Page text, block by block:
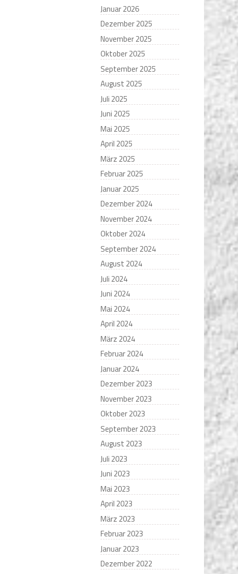
Januar 2026
Dezember 2025
November 2025
Oktober 2025
September 2025
August 2025
Juli 2025
Juni 2025
Mai 2025
April 2025
März 2025
Februar 2025
Januar 2025
Dezember 2024
November 2024
Oktober 2024
September 2024
August 2024
Juli 2024
Juni 2024
Mai 2024
April 2024
März 2024
Februar 2024
Januar 2024
Dezember 2023
November 2023
Oktober 2023
September 2023
August 2023
Juli 2023
Juni 2023
Mai 2023
April 2023
März 2023
Februar 2023
Januar 2023
Dezember 2022